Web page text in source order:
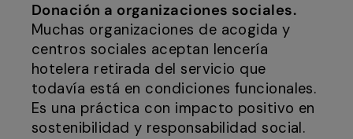
Donación a organizaciones sociales.
Muchas organizaciones de acogida y
centros sociales aceptan lencería
hotelera retirada del servicio que
todavía está en condiciones funcionales.
Es una práctica con impacto positivo en
sostenibilidad y responsabilidad social.